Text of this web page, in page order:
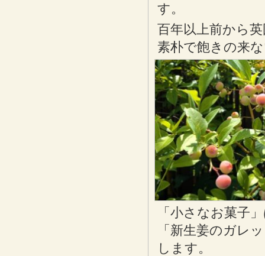
す。
百年以上前から
素朴で飽きの来
「小さなお菓子
「新生姜のガレ
します。